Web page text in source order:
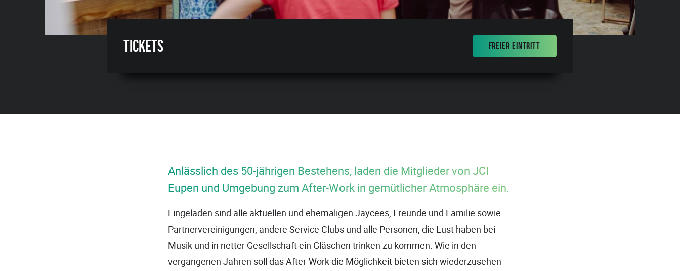
Tickets FREIER EINTRITT
Anlässlich des 50-jährigen Bestehens, laden die Mitglieder von JCI
Eupen und Umgebung zum After-Work in gemütlicher Atmosphäre ein.
Eingeladen sind alle aktuellen und ehemaligen Jaycees, Freunde und Familie sowie
Partnervereinigungen, andere Service Clubs und alle Personen, die Lust haben bei
Musik und in netter Gesellschaft ein Gläschen trinken zu kommen. Wie in den
vergangenen Jahren soll das After-Work die Möglichkeit bieten sich wiederzusehen